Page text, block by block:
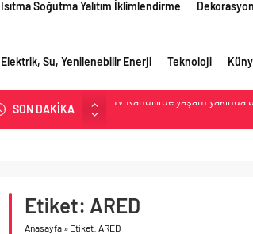
Isıtma Soğutma Yalıtım İklimlendirme Dekorasyon
Elektrik, Su, Yenilenebilir Enerji Teknoloji
SON DAKİKA
OYAK Çimento, jeopolitik
Birleşik Arap Emirlikleri’nin
Etiket: ARED
Anasayfa » Etiket: ARED